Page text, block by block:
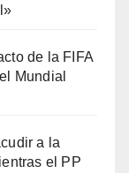
de la FIFA
Mundial
a la
el PP